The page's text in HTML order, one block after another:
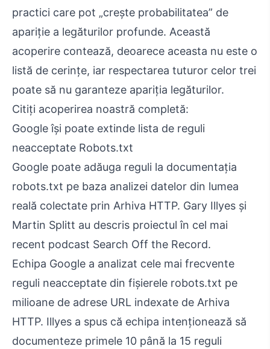
practici care pot „crește probabilitatea” de
apariție a legăturilor profunde. Această
acoperire contează, deoarece aceasta nu este o
listă de cerințe, iar respectarea tuturor celor trei
poate să nu garanteze apariția legăturilor.
Citiți acoperirea noastră completă:
Google își poate extinde lista de reguli
neacceptate Robots.txt
Google poate adăuga reguli la documentația
robots.txt pe baza analizei datelor din lumea
reală colectate prin Arhiva HTTP. Gary Illyes și
Martin Splitt au descris proiectul în cel mai
recent podcast Search Off the Record.
Echipa Google a analizat cele mai frecvente
reguli neacceptate din fișierele robots.txt pe
milioane de adrese URL indexate de Arhiva
HTTP. Illyes a spus că echipa intenționează să
documenteze primele 10 până la 15 reguli